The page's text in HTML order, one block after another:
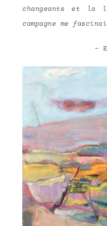
changeants et la
campagne me
–